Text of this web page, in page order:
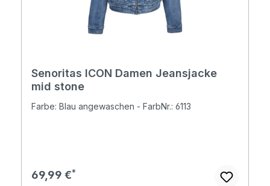
Senoritas ICON Damen Jeansjacke
mid stone
Farbe: Blau angewaschen - FarbNr.: 6113
Regulärer Preis:
69,99 €